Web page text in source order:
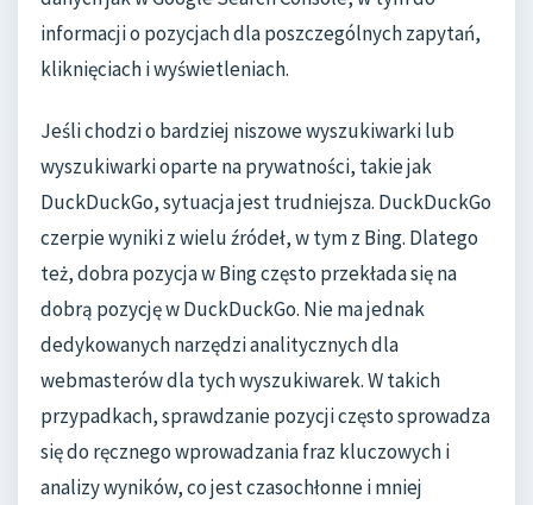
informacji o pozycjach dla poszczególnych zapytań,
kliknięciach i wyświetleniach.
Jeśli chodzi o bardziej niszowe wyszukiwarki lub
wyszukiwarki oparte na prywatności, takie jak
DuckDuckGo, sytuacja jest trudniejsza. DuckDuckGo
czerpie wyniki z wielu źródeł, w tym z Bing. Dlatego
też, dobra pozycja w Bing często przekłada się na
dobrą pozycję w DuckDuckGo. Nie ma jednak
dedykowanych narzędzi analitycznych dla
webmasterów dla tych wyszukiwarek. W takich
przypadkach, sprawdzanie pozycji często sprowadza
się do ręcznego wprowadzania fraz kluczowych i
analizy wyników, co jest czasochłonne i mniej